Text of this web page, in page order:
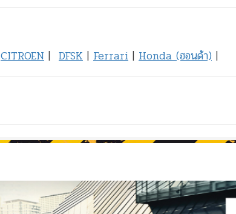
CITROEN | DFSK | Ferrari | Honda (ฮอนด้า) |